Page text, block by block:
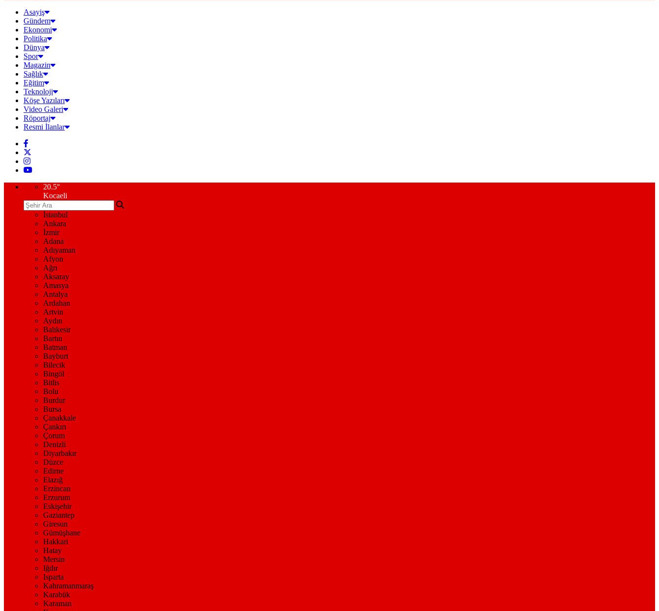
Asayiş
Gündem
Ekonomi
Politika
Dünya
Spor
Magazin
Sağlık
Eğitim
Teknoloji
Köşe Yazıları
Video Galeri
Röportaj
Resmi İlanlar
20.5°
Kocaeli
İstanbul
Ankara
İzmir
Adana
Adıyaman
Afyon
Ağrı
Aksaray
Amasya
Antalya
Ardahan
Artvin
Aydın
Balıkesir
Bartın
Batman
Bayburt
Bilecik
Bingöl
Bitlis
Bolu
Burdur
Bursa
Çanakkale
Çankırı
Çorum
Denizli
Diyarbakır
Düzce
Edirne
Elazığ
Erzincan
Erzurum
Eskişehir
Gaziantep
Giresun
Gümüşhane
Hakkari
Hatay
Mersin
Iğdır
Isparta
Kahramanmaraş
Karabük
Karaman